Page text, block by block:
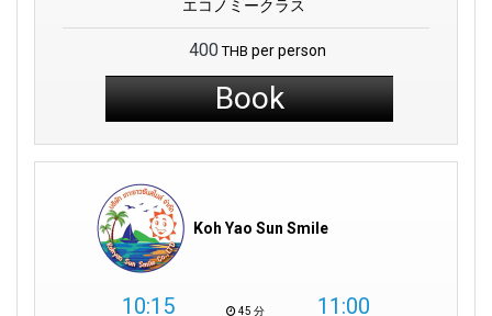
エコノミークラス
400 THB per person
Book
Koh Yao Sun Smile
10:15
45 分
11:00